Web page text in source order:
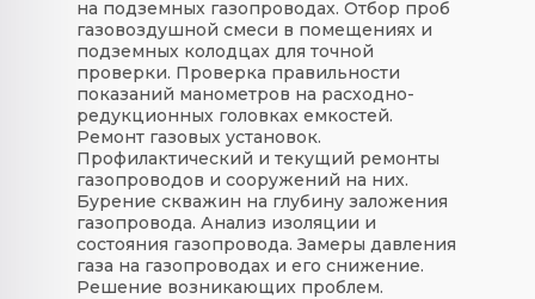
на подземных газопроводах. Отбор проб
газовоздушной смеси в помещениях и
подземных колодцах для точной
проверки. Проверка правильности
показаний манометров на расходно-
редукционных головках емкостей.
Ремонт газовых установок.
Профилактический и текущий ремонты
газопроводов и сооружений на них.
Бурение скважин на глубину заложения
газопровода. Анализ изоляции и
состояния газопровода. Замеры давления
газа на газопроводах и его снижение.
Решение возникающих проблем.